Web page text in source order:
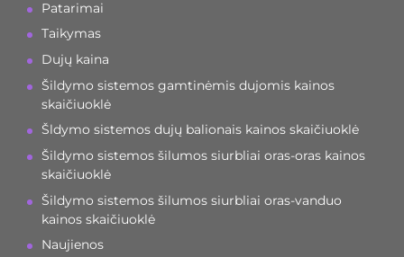
Patarimai
Taikymas
Dujų kaina
Šildymo sistemos gamtinėmis dujomis kainos
skaičiuoklė
Šldymo sistemos dujų balionais kainos skaičiuoklė
Šildymo sistemos šilumos siurbliai oras-oras kainos
skaičiuoklė
Šildymo sistemos šilumos siurbliai oras-vanduo
kainos skaičiuoklė
Naujienos